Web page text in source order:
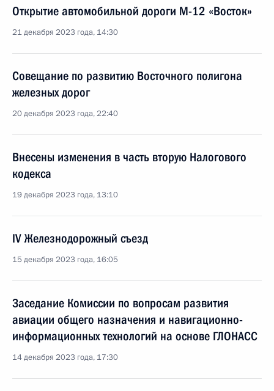
Открытие автомобильной дороги М-12 «Восток»
21 декабря 2023 года, 14:30
Совещание по развитию Восточного полигона
железных дорог
20 декабря 2023 года, 22:40
Внесены изменения в часть вторую Налогового
кодекса
19 декабря 2023 года, 13:10
IV Железнодорожный съезд
15 декабря 2023 года, 16:05
Заседание Комиссии по вопросам развития
авиации общего назначения и навигационно-
информационных технологий на основе ГЛОНАСС
14 декабря 2023 года, 17:30